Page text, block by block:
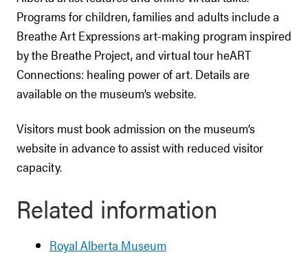
Programs for children, families and adults include a
Breathe Art Expressions art-making program inspired
by the Breathe Project, and virtual tour heART
Connections: healing power of art. Details are
available on the museum’s website.
Visitors must book admission on the museum’s
website in advance to assist with reduced visitor
capacity.
Related information
Royal Alberta Museum